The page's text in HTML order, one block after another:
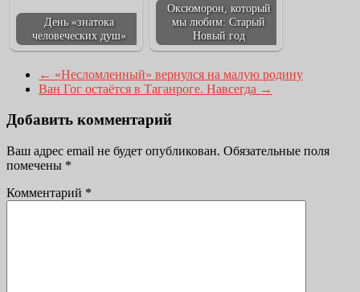
День «знатока
человеческих душ»
Оксюморон, который
мы любим: Старый
Новый год
← «Несломленный» вернулся на малую родину
Ван Гог остаётся в Таганроге. Навсегда →
Добавить комментарий
Ваш адрес email не будет опубликован. Обязательные поля
помечены *
Комментарий *